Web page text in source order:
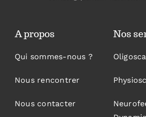
A propos
Qui sommes-nous ?
Nous rencontrer
Nous contacter
Nos